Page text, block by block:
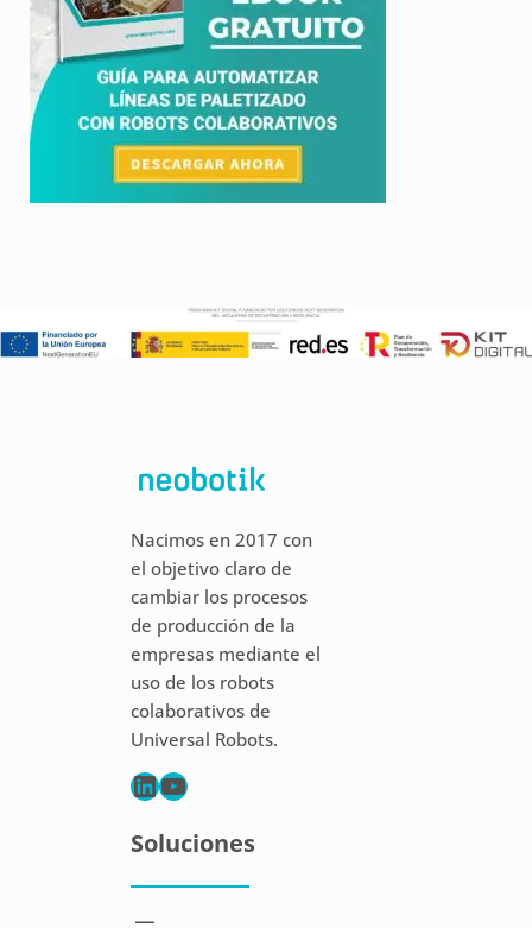
Nacimos en 2017 con
el objetivo claro de
cambiar los procesos
de producción de la
empresas mediante el
uso de los robots
colaborativos de
Universal Robots.
LinkedIn
YouTube
Soluciones